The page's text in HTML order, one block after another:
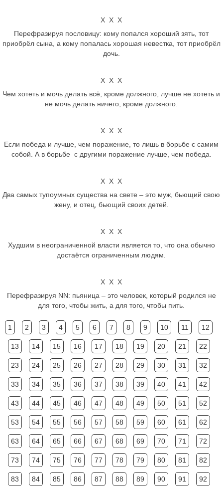
Х Х Х
Перефразируя пословицу: кому попался хороший зять, тот
приобрёл сына, а кому попалась хорошая невестка, тот приобрёл
дочь.
Х Х Х
Чем хотеть и мочь делать всё, кроме должного, лучше не хотеть и
не мочь делать ничего, кроме должного.
Х Х Х
Если победа и лучше, чем поражение, то лишь в борьбе с самим
собой. А в борьбе с другими поражение лучше, чем победа.
Х Х Х
Два самых тупоумных существа на свете – это муж, бьющий свою
жену, и отец, бьющий своих детей.
Х Х Х
Худшим в неограниченной власти является то, что она обычно
достаётся ограниченным людям.
Х Х Х
Перефразируя NN: пьяница – это человек, который родился не
для того, чтобы жить, а для того, чтобы пить.
1 2 3 4 5 6 7 8 9 10 11 12
13 14 15 16 17 18 19 20 21 22
23 24 25 26 27 28 29 30 31 32
33 34 35 36 37 38 39 40 41 42
43 44 45 46 47 48 49 50 51 52
53 54 55 56 57 58 59 60 61 62
63 64 65 66 67 68 69 70 71 72
73 74 75 76 77 78 79 80 81 82
83 84 85 86 87 88 89 90 91 92